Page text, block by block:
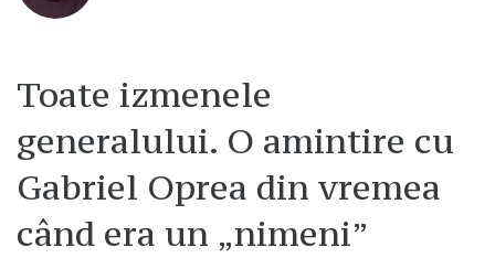
Toate izmenele
generalului. O amintire cu
Gabriel Oprea din vremea
când era un „nimeni”